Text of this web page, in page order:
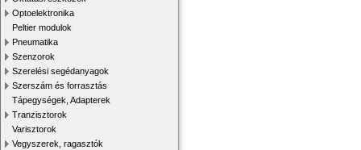
Optoelektronika
Peltier modulok
Pneumatika
Szenzorok
Szerelési segédanyagok
Szerszám és forrasztás
Tápegységek, Adapterek
Tranzisztorok
Varisztorok
Vegyszerek, ragasztók